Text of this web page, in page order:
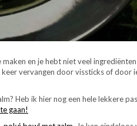
en je hebt niet veel
vervangen door vissticks of door
Heb ik hier nog een hele lekkere
gaan!